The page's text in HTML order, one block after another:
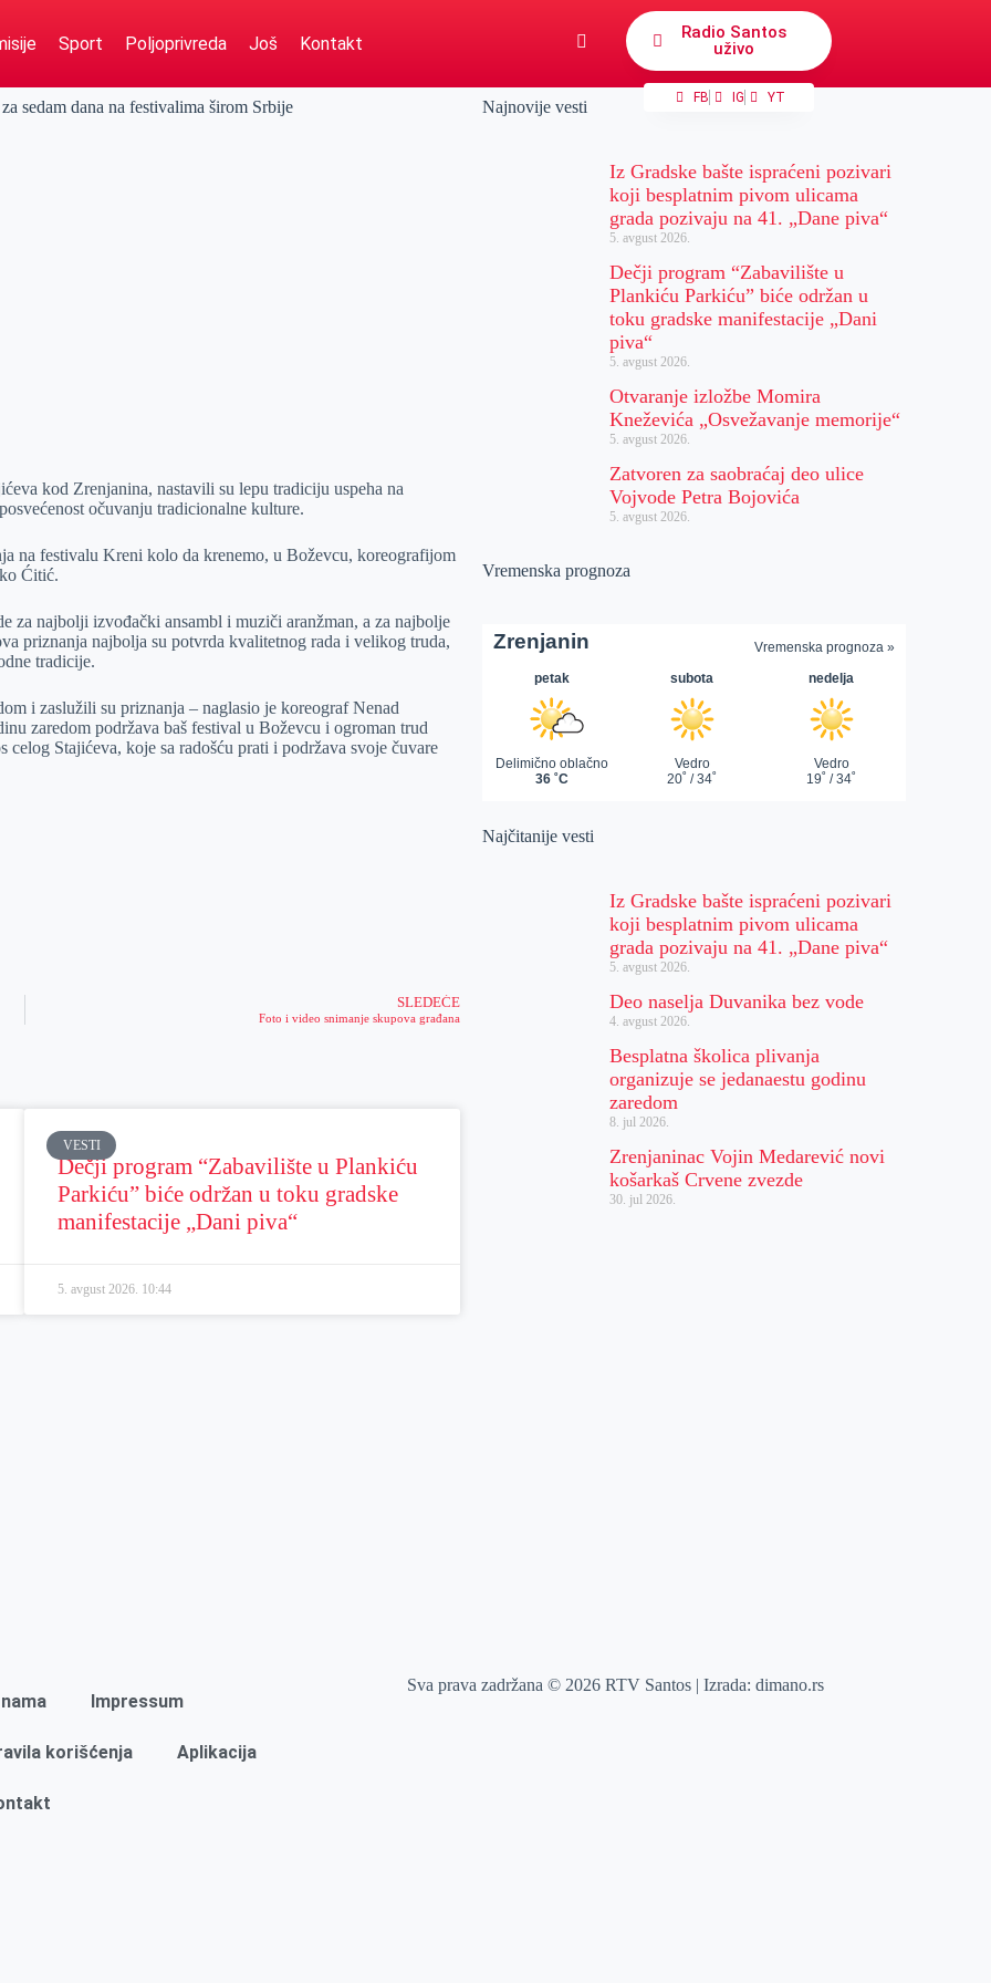
Sport Poljoprivreda Još Kontakt
Radio Santos
uživo
FB IG YT
sedam dana na festivalima širom Srbije
kod Zrenjanina, nastavili su lepu tradiciju uspeha na
očuvanju tradicionalne kulture.
na festivalu Kreni kolo da krenemo, u Boževcu, koreografijom
Ćitić.
najbolji izvođački ansambl i muziči aranžman, a za najbolje
priznanja najbolja su potvrda kvalitetnog rada i velikog truda,
tradicije.
i zaslužili su priznanja – naglasio je koreograf Nenad
zaredom podržava baš festival u Boževcu i ogroman trud
Stajićeva, koje sa radošću prati i podržava svoje čuvare
SLEDEĆE
Foto i video snimanje skupova građana
VESTI
Dečji program “Zabavilište u Plankiću
Parkiću” biće održan u toku gradske
manifestacije „Dani piva“
5. avgust 2026. 10:44
Najnovije vesti
Iz Gradske bašte ispraćeni pozivari
koji besplatnim pivom ulicama
grada pozivaju na 41. „Dane piva“
5. avgust 2026.
Dečji program “Zabavilište u
Plankiću Parkiću” biće održan u
toku gradske manifestacije „Dani
piva“
5. avgust 2026.
Otvaranje izložbe Momira
Kneževića „Osvežavanje memorije“
5. avgust 2026.
Zatvoren za saobraćaj deo ulice
Vojvode Petra Bojovića
5. avgust 2026.
Vremenska prognoza
Najčitanije vesti
Iz Gradske bašte ispraćeni pozivari
koji besplatnim pivom ulicama
grada pozivaju na 41. „Dane piva“
5. avgust 2026.
Deo naselja Duvanika bez vode
4. avgust 2026.
Besplatna školica plivanja
organizuje se jedanaestu godinu
zaredom
8. jul 2026.
Zrenjaninac Vojin Medarević novi
košarkaš Crvene zvezde
30. jul 2026.
Impressum
korišćenja Aplikacija
Sva prava zadržana © 2026 RTV Santos | Izrada:dimano.rs